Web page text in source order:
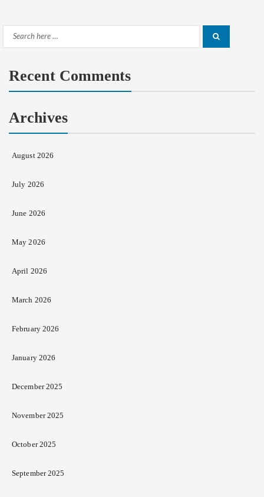
Search
Recent Comments
Archives
August 2026
July 2026
June 2026
May 2026
April 2026
March 2026
February 2026
January 2026
December 2025
November 2025
October 2025
September 2025